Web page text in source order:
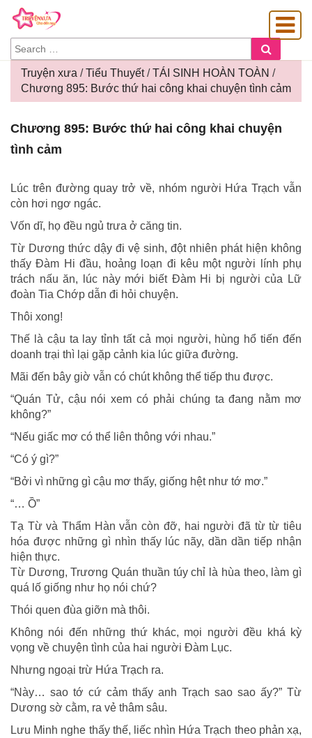
SEARCH
FOR:
Truyện xưa /Tiểu Thuyết/TÁI SINH HOÀN TOÀN /
Chương 895: Bước thứ hai công khai chuyện tình cảm
895:
công
chuyện
tình
cảm
Chương 895: Bước thứ hai công khai chuyện
tình cảm
Lúc trên đường quay trở về, nhóm người Hứa Trạch vẫn
còn hơi ngơ ngác.
Vốn dĩ, họ đều ngủ trưa ở căng tin.
Từ Dương thức dậy đi vệ sinh, đột nhiên phát hiện không
thấy Đàm Hi đầu, hoảng loạn đi kêu một người lính phụ
trách nấu ăn, lúc này mới biết Đàm Hi bị người của Lữ
đoàn Tia Chớp dẫn đi hỏi chuyện.
Thôi xong!
Thế là cậu ta lay tỉnh tất cả mọi người, hùng hổ tiến đến
doanh trại thì lại gặp cảnh kia lúc giữa đường.
Mãi đến bây giờ vẫn có chút không thể tiếp thu được.
“Quán Tử, cậu nói xem có phải chúng ta đang nằm mơ
không?”
“Nếu giấc mơ có thể liên thông với nhau.”
“Có ý gì?”
“Bởi vì những gì cậu mơ thấy, giống hệt như tớ mơ.”
“… Ồ”
Tạ Từ và Thẩm Hàn vẫn còn đỡ, hai người đã từ từ tiêu
hóa được những gì nhìn thấy lúc nãy, dần dần tiếp nhận
hiện thực.
Từ Dương, Trương Quán thuần túy chỉ là hùa theo, làm gì
quá lố giống như họ nói chứ?
Thói quen đùa giỡn mà thôi.
Không nói đến những thứ khác, mọi người đều khá kỳ
vọng về chuyện tình của hai người Đàm Lục.
Nhưng ngoại trừ Hứa Trạch ra.
“Này… sao tớ cứ cảm thấy anh Trạch sao sao ấy?” Từ
Dương sờ cằm, ra vẻ thâm sâu.
Lưu Minh nghe thấy thế, liếc nhìn Hứa Trạch theo phản xạ,